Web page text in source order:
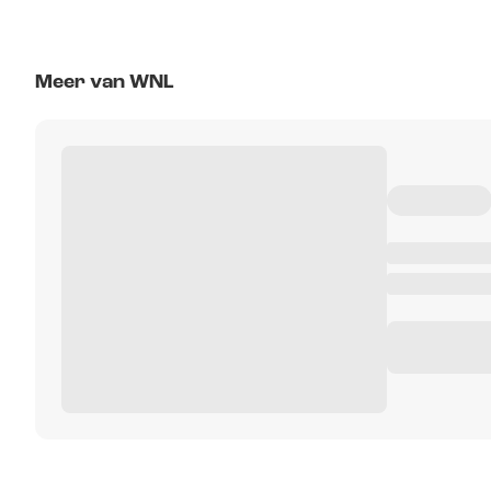
Meer van WNL